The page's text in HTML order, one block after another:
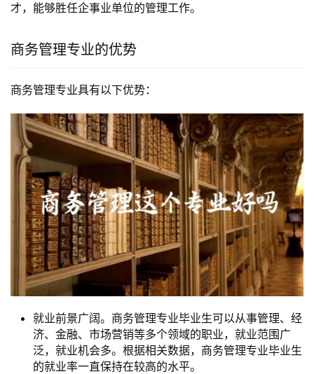
才，能够胜任企事业单位的管理工作。
商务管理专业的优势
商务管理专业具有以下优势：
就业前景广阔。商务管理专业毕业生可以从事管理、经
济、金融、市场营销等多个领域的职业，就业范围广
泛，就业机会多。根据相关数据，商务管理专业毕业生
的就业率一直保持在较高的水平。